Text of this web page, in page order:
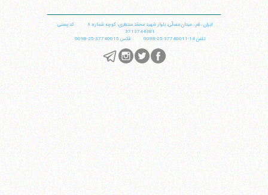
ایران،قم،میدان مصلّی، بلوار شهید محمّد منتظری، كوچه شماره ٨
کد پستی:
3713744381
تلفن14-37740011-25-0098 فکس 37740015-25-0098